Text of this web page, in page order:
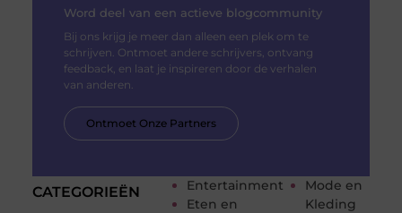
CATEGORIEËN
Entertainment
Eten en
Mode en
Kleding
Word deel van een actieve blogcommunity
Bij ons krijg je meer dan alleen een plek om te
schrijven. Ontmoet andere schrijvers, ontvang
feedback, en laat je inspireren door de verhalen
van anderen.
Ontmoet Onze Partners